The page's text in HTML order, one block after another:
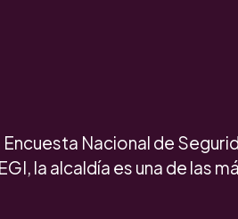
Nacional de
la alcaldía es una de las